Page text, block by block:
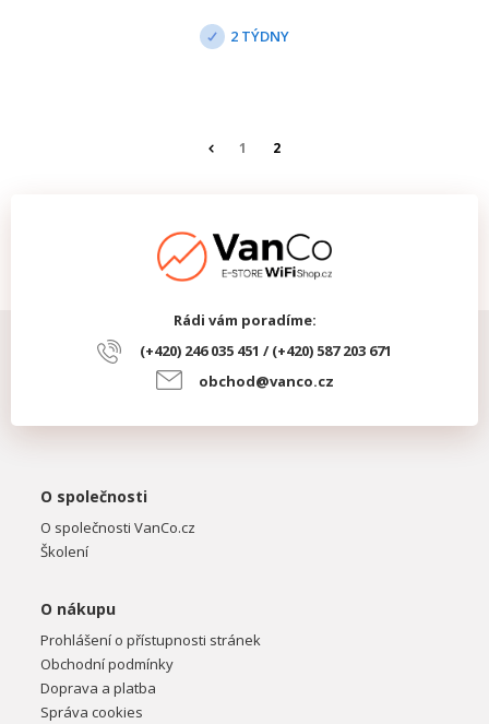
2 TÝDNY
1 2
Rádi vám poradíme:
(+420) 246 035 451 / (+420) 587 203 671
obchod@vanco.cz
O společnosti
O společnosti VanCo.cz
Školení
O nákupu
Prohlášení o přístupnosti stránek
Obchodní podmínky
Doprava a platba
Správa cookies